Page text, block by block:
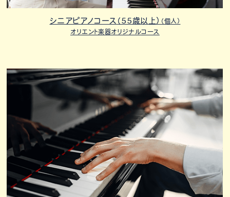
シニアピアノコース（55歳以上） （個人）
オリエント楽器オリジナルコース